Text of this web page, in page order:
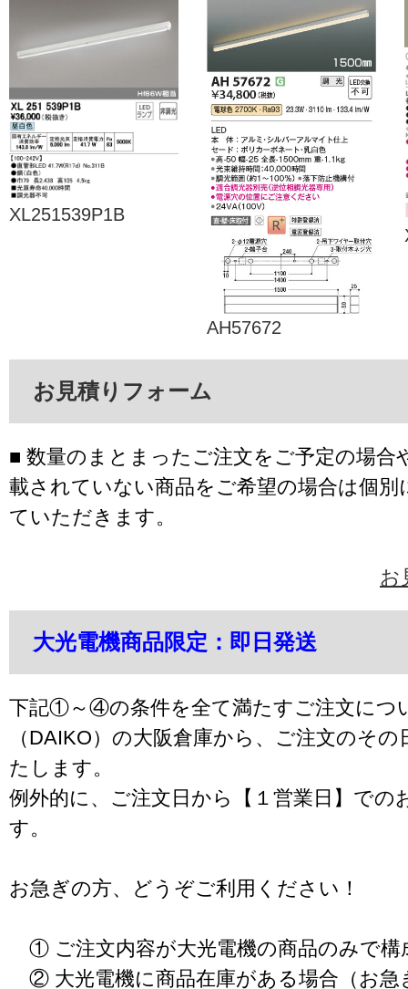
XL251539P1B
AH57672
お見積りフォーム
■ 数量のまとまったご注文をご予定の場合
載されていない商品をご希望の場合は個別
ていただきます。
お
大光電機商品限定：即日発送
下記①～④の条件を全て満たすご注文につ
（DAIKO）の大阪倉庫から、ご注文のそ
たします。
例外的に、ご注文日から【１営業日】での
す。
お急ぎの方、どうぞご利用ください！
① ご注文内容が大光電機の商品のみで構
② 大光電機に商品在庫がある場合（お急